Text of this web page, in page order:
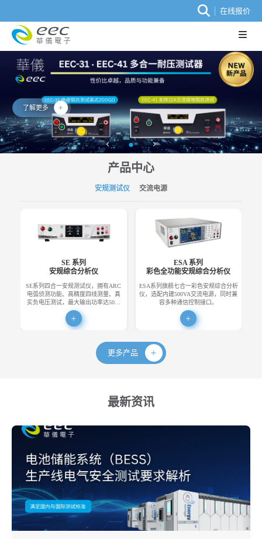
在线报价
了解更多
产品中心
安规测试仪 交流电源
SE 系列
安规综合分析仪
SE系列四合一安规测试仪，拥有ARC
电弧侦测功能、高精度四线测量、真
实负电压测试，最大输出功率达50…
ESA 系列
彩色全功能安规综合分析仪
ESA系列旗舰七合一彩色安规综合分析
仪，选配内建500VA交流电源，同时兼
容多种通信控制接口。
更多产品
最新资讯